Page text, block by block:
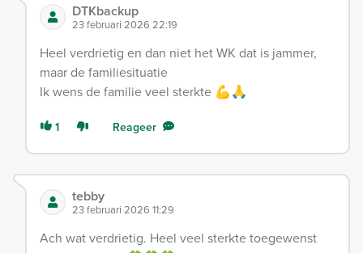
DTKbackup
23 februari 2026 22:19
Heel verdrietig en dan niet het WK dat is jammer,
maar de familiesituatie
Ik wens de familie veel sterkte 💪🙏
1 Reageer
tebby
23 februari 2026 11:29
Ach wat verdrietig. Heel veel sterkte toegewenst